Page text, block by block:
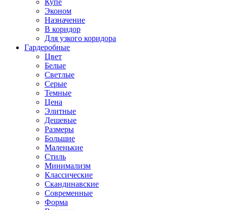
Купе
Эконом
Назначение
В коридор
Для узкого коридора
Гардеробные
Цвет
Белые
Светлые
Серые
Темные
Цена
Элитные
Дешевые
Размеры
Большие
Маленькие
Стиль
Минимализм
Классические
Скандинавские
Современные
Форма